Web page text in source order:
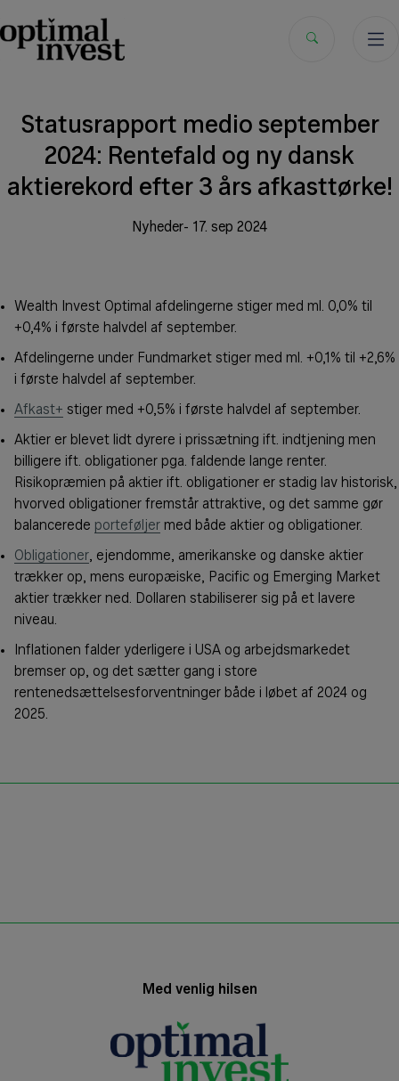
til
indholdet
Statusrapport medio september
2024: Rentefald og ny dansk
aktierekord efter 3 års afkasttørke!
Nyheder 17. sep 2024
Wealth Invest Optimal afdelingerne stiger med ml. 0,0% til
+0,4% i første halvdel af september.
Afdelingerne under Fundmarket stiger med ml. +0,1% til +2,6%
i første halvdel af september.
Afkast+ stiger med +0,5% i første halvdel af september.
Aktier er blevet lidt dyrere i prissætning ift. indtjening men
billigere ift. obligationer pga. faldende lange renter.
Risikopræmien på aktier ift. obligationer er stadig lav historisk,
hvorved obligationer fremstår attraktive, og det samme gør
balancerede porteføljer med både aktier og obligationer.
Obligationer, ejendomme, amerikanske og danske aktier
trækker op, mens europæiske, Pacific og Emerging Market
aktier trækker ned. Dollaren stabiliserer sig på et lavere
niveau.
Inflationen falder yderligere i USA og arbejdsmarkedet
bremser op, og det sætter gang i store
rentenedsættelsesforventninger både i løbet af 2024 og
2025.
Med venlig hilsen